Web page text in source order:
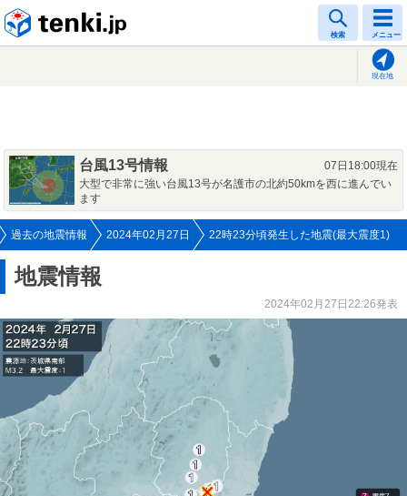
検索 メニュー
現在地
台風13号情報
07日18:00現在
大型で非常に強い台風13号が名護市の北約50kmを西に進んでい
ます
過去の地震情報 2024年02月27日 22時23分頃発生した地震(最大震度1)
地震情報
2024年02月27日22:26発表